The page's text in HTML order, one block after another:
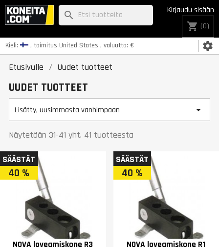
Kieli: , toimitus United States , valuutta: € settings
Kirjaudu sisään
shopping_cart (0)
search
Etusivulle Uudet tuotteet
UUDET TUOTTEET
Lisätty, uusimmasta vanhimpaan 
Näytetään 31-41 yht. 41 tuotteesta
SÄÄSTÄT
40 %
NOVA loveamiskone R3
SÄÄSTÄT
40 %
NOVA loveamiskone R1